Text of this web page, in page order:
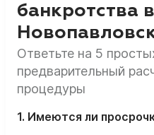
банкротства в
Ответьте на 5
предварительный
процедуры
1. Имеются ли